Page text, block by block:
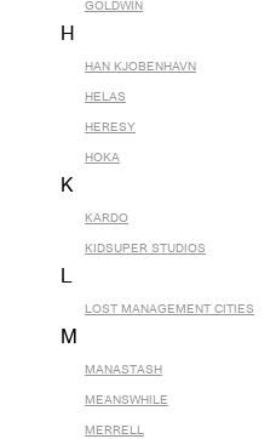
GOLDWIN
H
HAN KJOBENHAVN
HELAS
HERESY
HOKA
K
KARDO
KIDSUPER STUDIOS
L
LOST MANAGEMENT CITIES
M
MANASTASH
MEANSWHILE
MERRELL